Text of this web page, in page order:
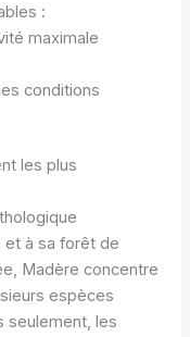
:
maximale
conditions
les plus
et à sa forêt de
Madère concentre
espèces
seulement, les